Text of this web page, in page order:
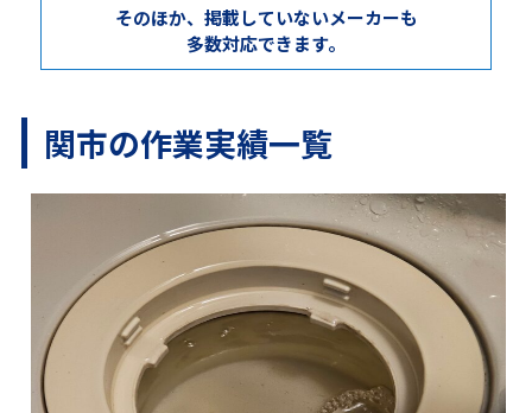
そのほか、掲載していないメーカーも
多数対応できます。
関市の作業実績一覧